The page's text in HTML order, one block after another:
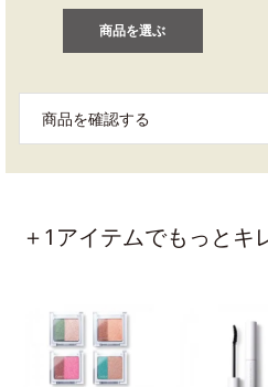
商品を選ぶ
商品を確認する
＋1アイテムでもっとキ